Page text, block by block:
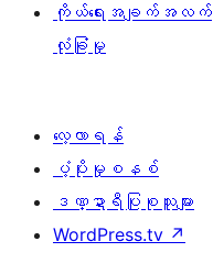
ကိုယ်ရေးအချက်အလက်
လုံခြုံမှု
လေ့လာရန်
ပံ့ပိုးမှုစနစ်
ဒဏ္ဍာရီပြုစုသူများ
WordPress.tv ↗